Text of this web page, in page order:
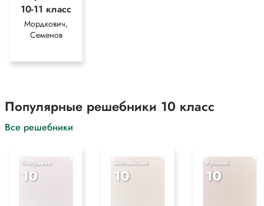
10-11 класс
Мордкович,
Семенов
Популярные решебники 10 класс
Все решебники
География
10
Английский
10
Русский
10